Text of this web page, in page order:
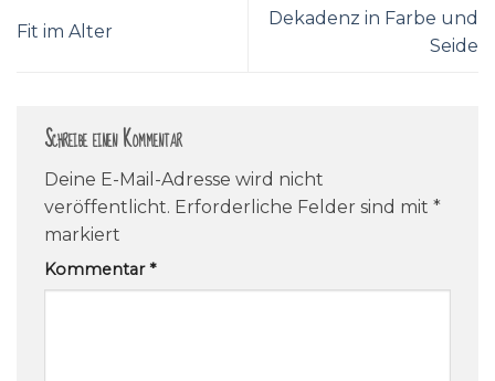
Fit im Alter
Dekadenz in Farbe und
Seide
Schreibe einen Kommentar
Deine E-Mail-Adresse wird nicht
veröffentlicht. Erforderliche Felder sind mit *
markiert
Kommentar*